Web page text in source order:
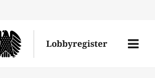
Lobbyregister
Menü